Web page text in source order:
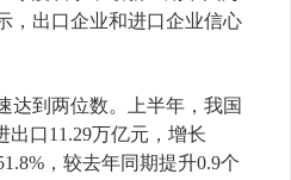
，出口企业和进口企业信心
到两位数。上半年，我国
出口11.29万亿元，增长
，较去年同期提升0.9个